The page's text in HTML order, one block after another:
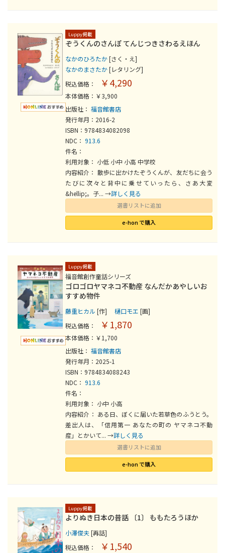
Luppy掲載
ぞうくんのさんぽ てんじつきさわるえほん
なかのひろたか[さく・え]
なかのまさたか[レタリング]
税込価格：
￥4,290
本体価格：￥3,900
出版社： 福音館書店
発行年月：2016-2
ISBN：9784834082098
NDC： 913.6
件名：
利用対象： 小低 小中 小高 中学校
内容紹介： 散歩に出かけたぞうくんが、友だちに会う
たびに次々と背中に乗せていったら、さあ大変
&hellip;。子... →詳しく見る
選書リストに追加
e-hon で購入
Luppy掲載
福音館創作童話シリーズ
ゴロゴロヤマネコ不動産 なんだかあやしいお
すすめ物件
藤重ヒカル [作] 樋口モエ [画]
税込価格：
￥1,870
本体価格：￥1,700
出版社： 福音館書店
発行年月：2025-1
ISBN：9784834088243
NDC： 913.6
件名：
利用対象： 小中 小高
内容紹介： ある日、ぼくに届いた若草色のふうとう。
差出人は、「信用第一 あなたの町の ヤマネコ不動
産」とかいて... →詳しく見る
選書リストに追加
e-hon で購入
Luppy掲載
よりぬき日本の昔話 〔1〕 ももたろうほか
小澤俊夫[再話]
税込価格：
￥1,540